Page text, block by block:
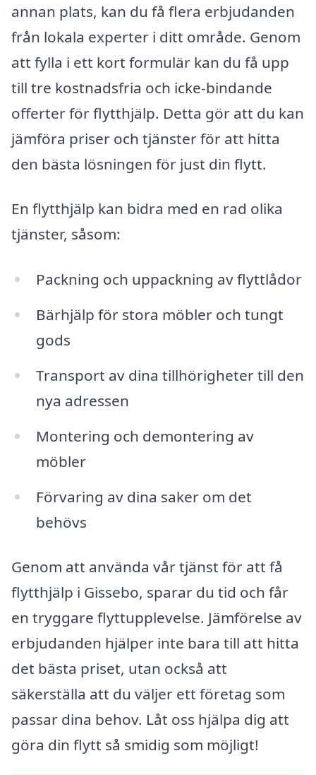
annan plats, kan du få flera erbjudanden
från lokala experter i ditt område. Genom
att fylla i ett kort formulär kan du få upp
till tre kostnadsfria och icke-bindande
offerter för flytthjälp. Detta gör att du kan
jämföra priser och tjänster för att hitta
den bästa lösningen för just din flytt.
En flytthjälp kan bidra med en rad olika
tjänster, såsom:
Packning och uppackning av flyttlådor
Bärhjälp för stora möbler och tungt
gods
Transport av dina tillhörigheter till den
nya adressen
Montering och demontering av
möbler
Förvaring av dina saker om det
behövs
Genom att använda vår tjänst för att få
flytthjälp i Gissebo, sparar du tid och får
en tryggare flyttupplevelse. Jämförelse av
erbjudanden hjälper inte bara till att hitta
det bästa priset, utan också att
säkerställa att du väljer ett företag som
passar dina behov. Låt oss hjälpa dig att
göra din flytt så smidig som möjligt!